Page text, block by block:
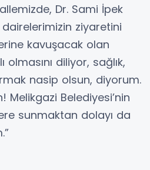
Dr. Sami İpek
dairelerimizin ziyaretini
kavuşacak olan
olmasını diliyor, sağlık,
nasip olsun, diyorum.
Melikgazi Belediyesi’nin
sunmaktan dolayı da